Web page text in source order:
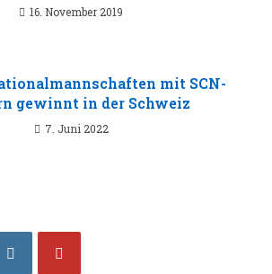
16. November 2019
mit SCN-
gewinnt in der Schweiz
7. Juni 2022